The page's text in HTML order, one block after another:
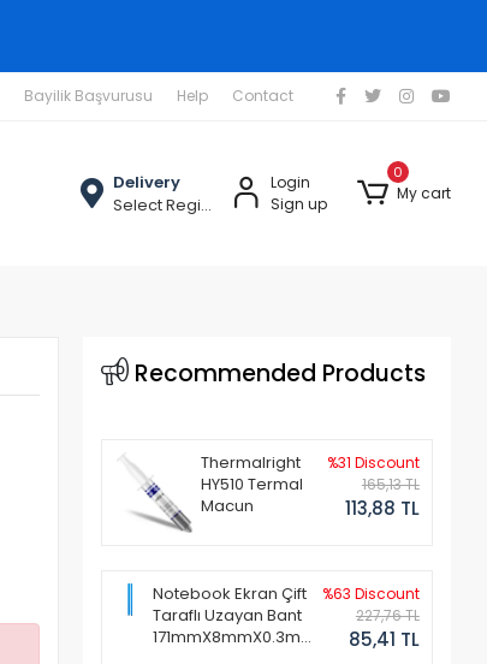
Bayilik Başvurusu Help Contact
Delivery
Select Region
Login
Sign up
0
My cart
Recommended Products
Thermalright
HY510 Termal
Macun
%31 Discount
165,13 TL
113,88 TL
Notebook Ekran Çift
Taraflı Uzayan Bant
171mmX8mmX0.3mm
%63 Discount
227,76 TL
85,41 TL